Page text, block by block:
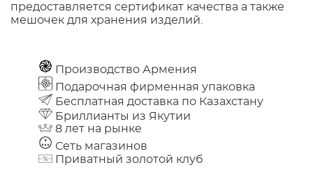
предоставляется сертификат качества а также
мешочек для хранения изделий.
Производство Армения
Подарочная фирменная упаковка
Бесплатная доставка по Казахстану
Бриллианты из Якутии
8 лет на рынке
Сеть магазинов
Приватный золотой клуб